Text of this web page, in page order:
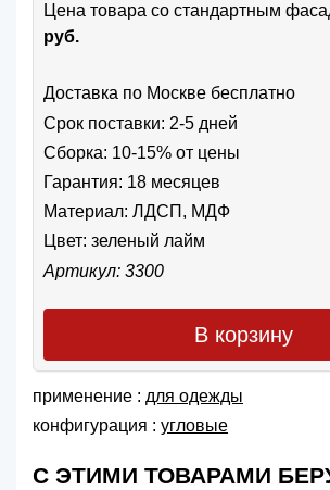
Цена товара cо стандартным
руб.
Доставка по Москве бесплатно
Срок поставки: 2-5 дней
Сборка: 10-15% от цены
Гарантия: 18 месяцев
Материал: ЛДСП, МДФ
Цвет: зеленый лайм
Артикул: 3300
В корзину
применение : для одежды
конфигурация : угловые
С ЭТИМИ ТОВАРАМИ